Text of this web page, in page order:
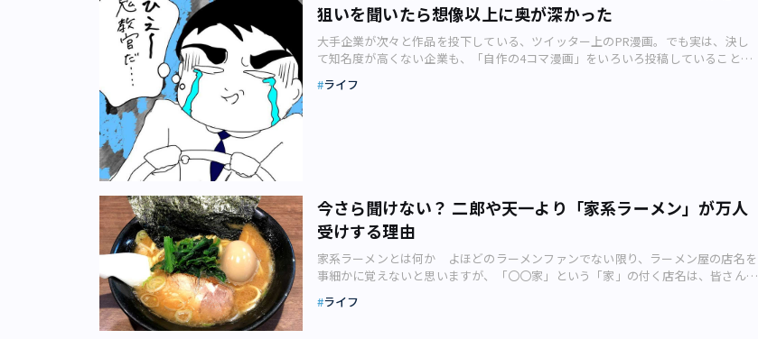
と「実家から通っている学生」の23%、「下宿生」が27%と、両者の差はわずか
4%にとどまっていました。 学生が住むアパートのイメージ（画像：写真AC） こ
れは一大学のデータですが、「通学生は経済的負担が少なくて済む」といった従来
のイメージが覆され、この1年間の急激な経済状況の悪化は住居環境に関係ないも
のとなっています。 飲食店の休業や倒産は学生にとっても大打撃飲食店の休業や倒
産は学生にとっても大打撃 学費をアルバイトで稼ぐ学生は今も昔もいますが、コ
校、高校等を卒業したばかりの学生を4月に一括採用する」というシステムが定
着。しかし、コロナ禍により断腸の思いで休学や退学という選択をした学生もお
に驚くだけではなく、従来通り4月に全てを区切らず「通年で新卒採用をする」
「やむを得ず退学した学生が通信制を利用し卒業できるシステム構築」「政府が推
し進めている卒業3年以内を新卒者扱いにすることの徹底」と社会構造を見直す契
2019年）や、精神科医・香山リカさんの『ヘイト・悪趣味・サブカルチャー 根本
敬論』（太田出版、2019年）など、数多くあります。 90年代が残した暗黒面90年
代が残した暗黒面 90年代に好まれた「忌み嫌われるもの」について、少し紹介し
K・レスラーの『FBI心理分析官―異常殺人者たちの素顔に迫る衝撃の手記』は100
般社会に背を向けるようなふるまいや発言をする人が人気を得るようになりまし
た。小山田さんへのバッシングは、そんな価値観を許容した当時の文化をもはや肯
定できないといった論調がベースになっています。 ただ筆者の記憶では、小山田
さんの記事は掲載当時から批判されていましたし、周囲にもいじめ賛美を面白がっ
たり、皆で楽しんだりなどの風潮は存在しませんでした。 このような文化は、あ
くまで限られた仲間内だけで共有され、隠れてコソコソと楽しむものでした。さま
ざまな文化が交錯する東京でも、これらの存在感は多少大きかったものの、あくま
狙いを聞いたら想像以上に奥が深かった
大手企業が次々と作品を投下している、ツイッター上のPR漫画。でも実は、決し
て知名度が高くない企業も、「自作の4コマ漫画」をいろいろ投稿していることに
夢中になってしまいそうです。たとえ「いいね！」が少なくても 大手企業や有名
人気の漫画家やイラストレーターに制作を依頼し、漫画家のアカウント上で
「#PR」というタグを付けて発表するスタイルが主流のよう。 有名な企業と人気
度や事業規模という点では決して「大手」ではない企業や団体も今、次々と漫画
（特に4コマ漫画）をツイッター上で配信していることにお気づきでしょうか？
「ヘタウマ」な味わい深い作品が多い、ツイッター漫画の世界（画像：品川区オリ
ライフ
今さら聞けない？ 二郎や天一より「家系ラーメン」が万人
受けする理由
家系ラーメンとは何か よほどのラーメンファンでない限り、ラーメン屋の店名を
事細かに覚えないと思いますが、「〇〇家」という「家」の付く店名は、皆さん街
ン」と言われるラーメン屋です。略して「家系」と呼ばれています。 家系は近
ライフ